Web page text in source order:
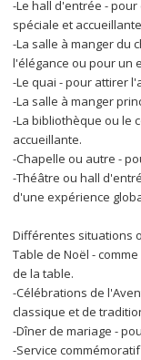
-Le hall d'entrée -
spéciale et
-La salle à manger du
l'élégance ou pour un
-Le quai - pour attirer
-La salle à manger
-La bibliothèque ou le
accueillante.
-Chapelle ou autre -
-Théâtre ou hall
d'une expérience
Différentes situations
Table de Noël -
de la table.
-Célébrations de
classique et de
-Dîner de mariage -
-Service